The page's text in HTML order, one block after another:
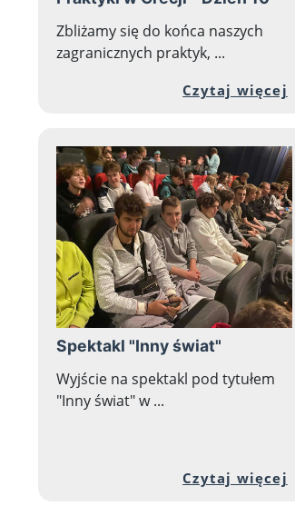
Zbliżamy się do końca naszych
zagranicznych praktyk, ...
Czytaj więcej
Spektakl "Inny świat"
Wyjście na spektakl pod tytułem
"Inny świat" w ...
Czytaj więcej